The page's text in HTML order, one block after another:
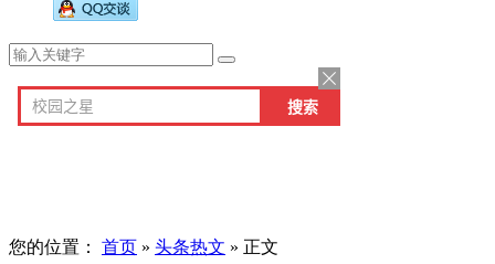
您的位置： 首页 » 头条热文 » 正文